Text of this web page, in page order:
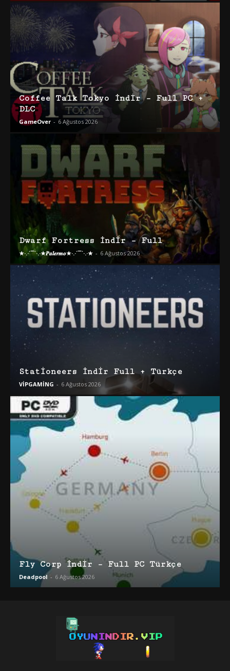
Coffee Talk Tokyo İndir – Full PC +
DLC
GameOver - 6 Ağustos 2026
Dwarf Fortress İndir – Full
★·.·´¯`·.·★𝑷𝒂𝒍𝒆𝒓𝒎𝒐★·.·´¯`·.·★ - 6 Ağustos 2026
Stationeers İndir Full + Türkçe
VİPGAMİNG - 6 Ağustos 2026
Fly Corp İndir – Full PC Türkçe
Deadpool - 6 Ağustos 2026